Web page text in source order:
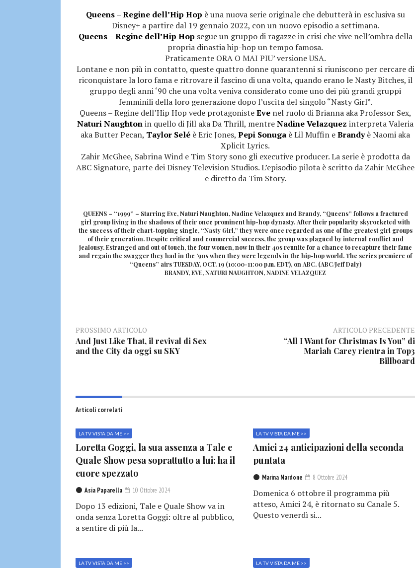
Queens – Regine dell’Hip Hop è una nuova serie originale che debutterà in esclusiva su
Disney+ a partire dal 19 gennaio 2022, con un nuovo episodio a settimana.
Queens – Regine dell’Hip Hop segue un gruppo di ragazze in crisi che vive nell’ombra della
propria dinastia hip-hop un tempo famosa.
Praticamente ORA O MAI PIU’ versione USA.
Lontane e non più in contatto, queste quattro donne quarantenni si riuniscono per cercare di
riconquistare la loro fama e ritrovare il fascino di una volta, quando erano le Nasty Bitches, il
gruppo degli anni ‘90 che una volta veniva considerato come uno dei più grandi gruppi
femminili della loro generazione dopo l’uscita del singolo “Nasty Girl”.
Queens – Regine dell’Hip Hop vede protagonisteEvenel ruolo di Brianna aka Professor Sex,
Naturi Naughtonin quello di Jill aka Da Thrill, mentreNadine Velazquez interpreta Valeria
aka Butter Pecan, Taylor Selé è Eric Jones,Pepi Sonuga è Lil Muffin eBrandyè Naomi aka
Xplicit Lyrics.
Zahir McGhee, Sabrina Wind e Tim Story sono gli executive producer. La serie è prodotta da
ABC Signature, parte dei Disney Television Studios. L’episodio pilota è scritto da Zahir McGhee
e diretto da Tim Story.
QUEENS – “1999” – Starring Eve, Naturi Naughton, Nadine Velazquez and Brandy, “Queens” follows a fractured
girl group living in the shadows of their once prominent hip-hop dynasty. After their popularity skyrocketed with
the success of their chart-topping single, “Nasty Girl,” they were once regarded as one of the greatest girl groups
of their generation. Despite critical and commercial success, the group was plagued by internal conflict and
jealousy. Estranged and out of touch, the four women, now in their 40s reunite for a chance to recapture their fame
and regain the swagger they had in the ‘90s when they were legends in the hip-hop world. The series premiere of
“Queens” airs TUESDAY, OCT. 19 (10:00-11:00 p.m. EDT), on ABC. (ABC/Jeff Daly)
BRANDY, EVE, NATURI NAUGHTON, NADINE VELAZQUEZ
PROSSIMO ARTICOLO
And Just Like That, il revival di Sex
and the City da oggi su SKY
ARTICOLO PRECEDENTE
“All I Want for Christmas Is You” di
Mariah Carey rientra in Top3
Billboard
Articoli correlati
LA TV VISTA DA ME >>
Loretta Goggi, la sua assenza a Tale e
Quale Show pesa soprattutto a lui: ha il
cuore spezzato
Asia Paparella 10 Ottobre 2024
Dopo 13 edizioni, Tale e Quale Show va in
onda senza Loretta Goggi: oltre al pubblico,
a sentire di più la...
LA TV VISTA DA ME >>
Amici 24 anticipazioni della seconda
puntata
Marina Nardone 8 Ottobre 2024
Domenica 6 ottobre il programma più
atteso, Amici 24, è ritornato su Canale 5.
Questo venerdì si...
LA TV VISTA DA ME >> LA TV VISTA DA ME >>